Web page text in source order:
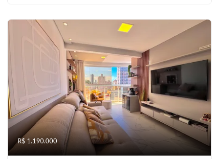
R$ 1.190.000